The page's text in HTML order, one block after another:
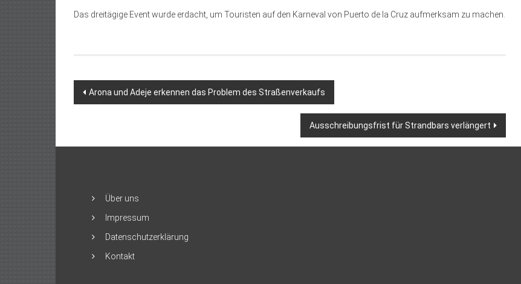
Das dreitägige Event wurde erdacht, um Touristen auf den Karneval von Puerto de la Cruz aufmerksam zu machen.
Beitragsnavigation
Arona und Adeje erkennen das Problem des Straßenverkaufs
Ausschreibungsfrist für Strandbars verlängert
Über uns
Impressum
Datenschutzerklärung
Kontakt